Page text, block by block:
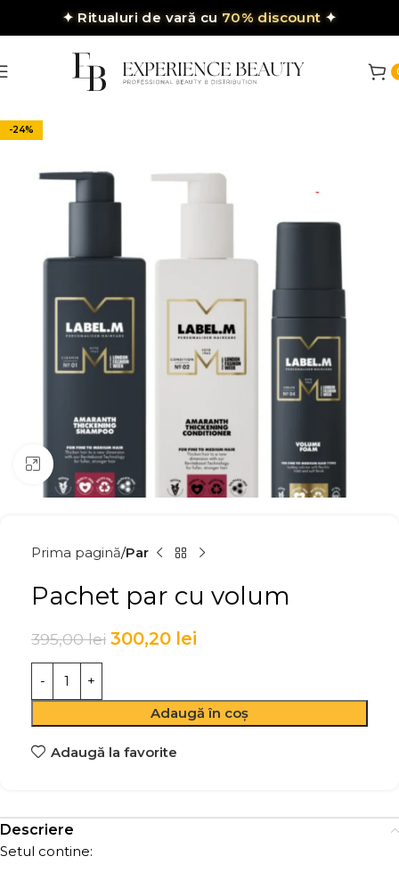
✦Ritualuri de vară cu 70% discount ✦
-24%
Click to enlarge
Prima pagină Par
Pachet par cu volum
395,00lei 300,20 lei
Adaugă în coș
Adaugă la favorite
Descriere
Setul contine: